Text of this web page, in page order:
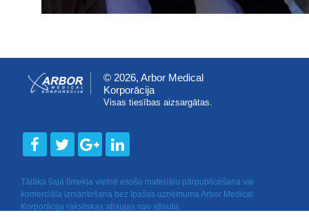
© 2026, Arbor Medical
Korporācija
Visas tiesības aizsargātas.
Tālāka šajā tīmekļa vietnē esošo materiālu pārpublicēšana vai
komerciāla izmantošana bez īpašas uzņēmuma Arbor Medical
Korporācija rakstiskas atļaujas nav atļauta.